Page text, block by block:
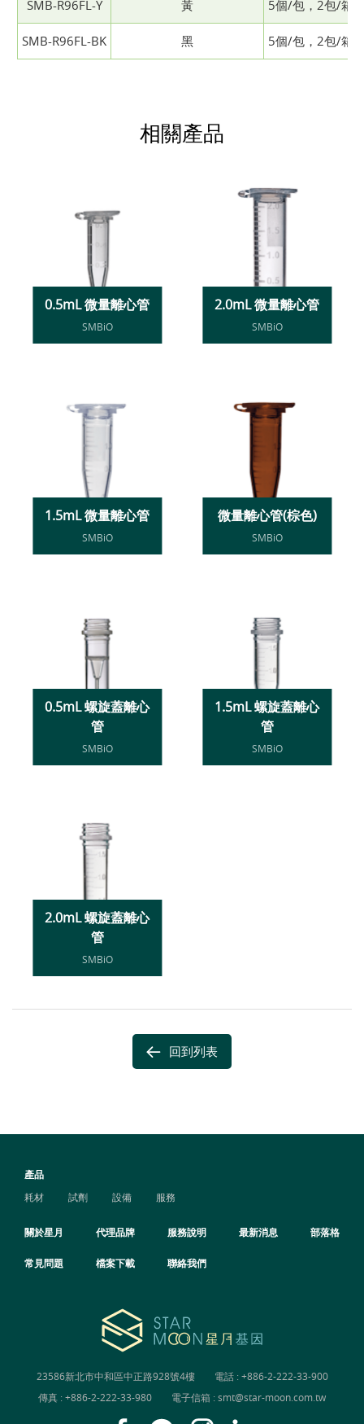
SMB-R96FL-Y 黃 5個/包，2包/箱
SMB-R96FL-BK 黑 5個/包，2包/箱
相關產品
0.5mL 微量離心管
SMBiO
2.0mL 微量離心管
SMBiO
1.5mL 微量離心管
SMBiO
微量離心管(棕色)
SMBiO
0.5mL 螺旋蓋離心
管
SMBiO
1.5mL 螺旋蓋離心
管
SMBiO
2.0mL 螺旋蓋離心
管
SMBiO
回到列表
產品
耗材
試劑 設備 服務
關於星月 代理品牌 服務說明 最新消息 部落格
常見問題 檔案下載 聯絡我們
23586新北市中和區中正路928號4樓 電話 :+886-2-222-33-900
傳真 : +886-2-222-33-980
電子信箱 :smt@star-moon.com.tw